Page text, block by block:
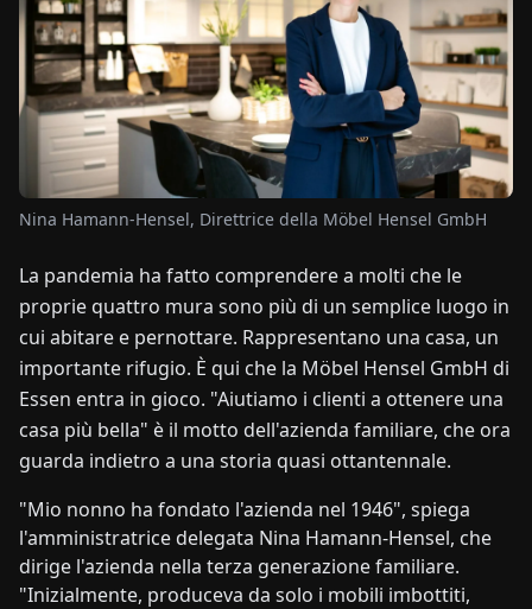
PAPER
FIERE
ENDEFR ESIT NLPLHU
CONTATTACI
Nina Hamann-Hensel, Direttrice della Möbel Hensel GmbH
La pandemia ha fatto comprendere a molti che le
proprie quattro mura sono più di un semplice luogo in
cui abitare e pernottare. Rappresentano una casa, un
importante rifugio. È qui che la Möbel Hensel GmbH di
Essen entra in gioco. "Aiutiamo i clienti a ottenere una
casa più bella" è il motto dell'azienda familiare, che ora
guarda indietro a una storia quasi ottantennale.
"Mio nonno ha fondato l'azienda nel 1946", spiega
l'amministratrice delegata Nina Hamann-Hensel, che
dirige l'azienda nella terza generazione familiare.
"Inizialmente, produceva da solo i mobili imbottiti,